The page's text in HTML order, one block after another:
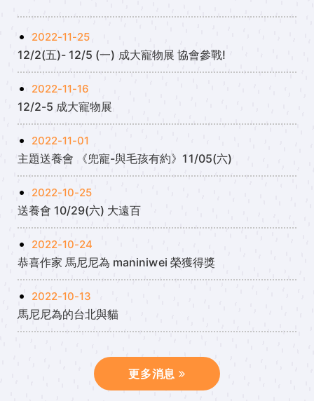
2022-11-25
12/2(五)- 12/5 (一) 成大寵物展 協會參戰!
2022-11-16
12/2-5 成大寵物展
2022-11-01
主題送養會 《兜寵-與毛孩有約》11/05(六)
2022-10-25
送養會 10/29(六) 大遠百
2022-10-24
恭喜作家 馬尼尼為 maniniwei 榮獲得獎
2022-10-13
馬尼尼為的台北與貓
更多消息